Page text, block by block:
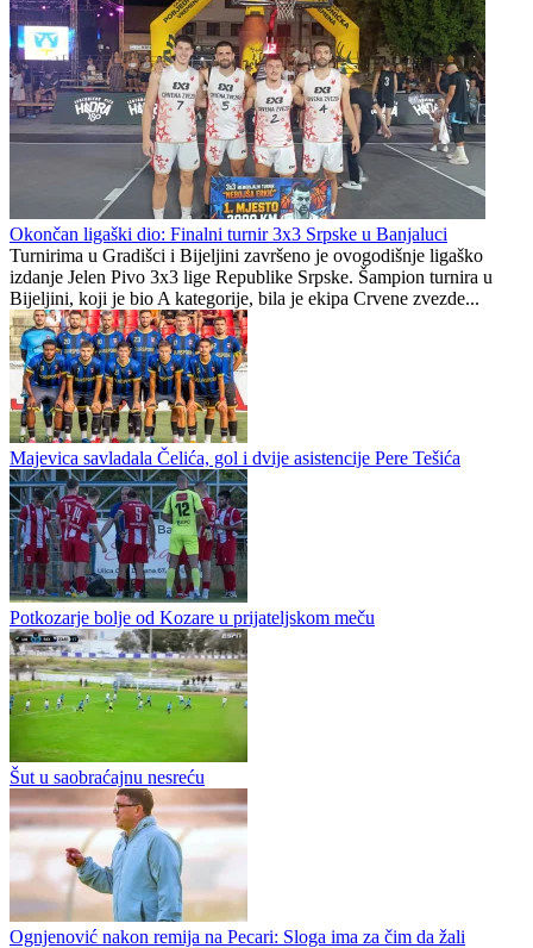
Okončan ligaški dio: Finalni turnir 3x3 Srpske u Banjaluci
Turnirima u Gradišci i Bijeljini završeno je ovogodišnje ligaško
izdanje Jelen Pivo 3x3 lige Republike Srpske. Šampion turnira u
Bijeljini, koji je bio A kategorije, bila je ekipa Crvene zvezde...
Majevica savladala Čelića, gol i dvije asistencije Pere Tešića
Potkozarje bolje od Kozare u prijateljskom meču
Šut u saobraćajnu nesreću
Ognjenović nakon remija na Pecari: Sloga ima za čim da žali